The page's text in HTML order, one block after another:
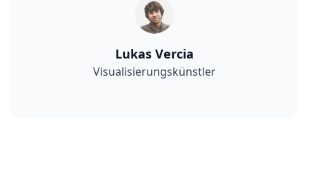
Lukas Vercia
Visualisierungskünstler